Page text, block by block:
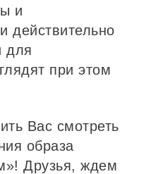
и
действительно
для
при этом
Вас смотреть
образа
Друзья, ждем